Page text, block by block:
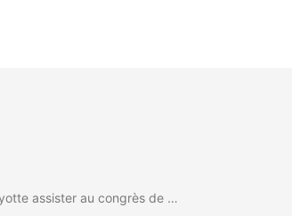
assister au congrès de …